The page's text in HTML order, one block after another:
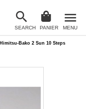
Himitsu-Bako 2 Sun 10 Steps

SEARCH PANIER
menu
MENU
